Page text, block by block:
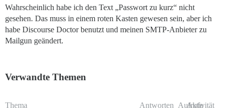
Wahrscheinlich habe ich den Text „Passwort zu kurz“ nicht
gesehen. Das muss in einem roten Kasten gewesen sein, aber ich
habe Discourse Doctor benutzt und meinen SMTP-Anbieter zu
Mailgun geändert.
Verwandte Themen
Thema Antworten Aufrufe
Aktivität